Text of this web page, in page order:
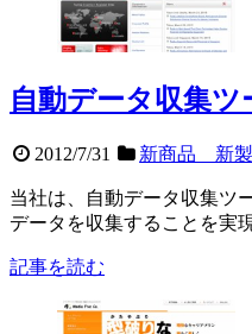
自動データ収集
2012/7/31 新商品 新
当社は、自動データ収集ツ
データを収集することを実
記事を読む